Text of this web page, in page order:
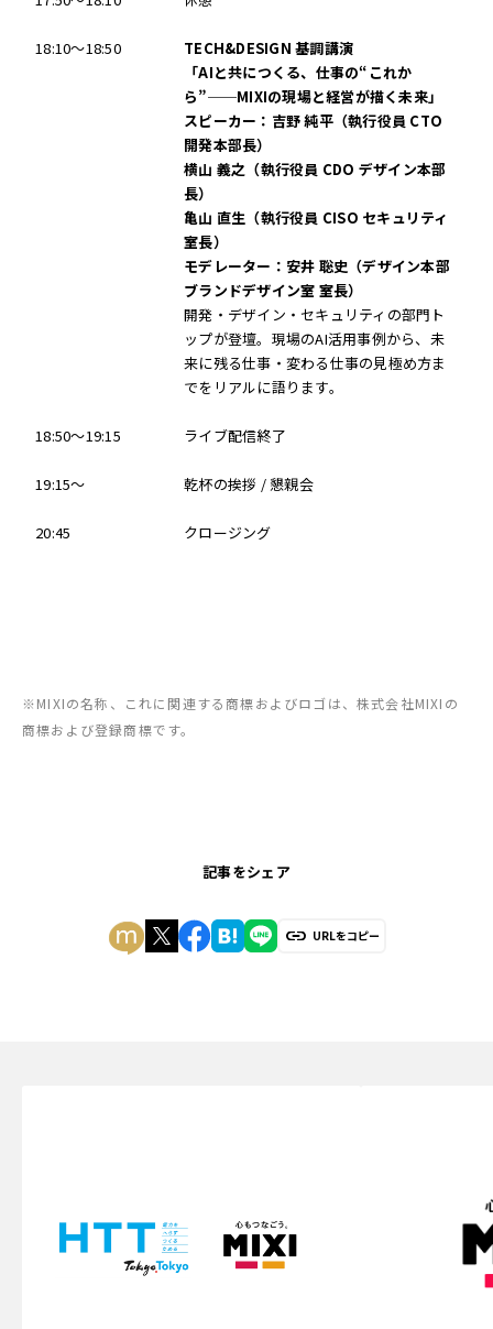
18:10～18:50
TECH&DESIGN 基調講演
「AIと共につくる、仕事の“これか
ら”──MIXIの現場と経営が描く未来」
スピーカー：吉野 純平（執行役員 CTO
開発本部長）
横山 義之（執行役員 CDO デザイン本部
長）
亀山 直生（執行役員 CISO セキュリティ
室長）
モデレーター：安井 聡史（デザイン本部
ブランドデザイン室 室長）
開発・デザイン・セキュリティの部門ト
ップが登壇。現場のAI活用事例から、未
来に残る仕事・変わる仕事の見極め方ま
でをリアルに語ります。
18:50～19:15 ライブ配信終了
19:15～ 乾杯の挨拶 / 懇親会
20:45 クロージング
※MIXIの名称、これに関連する商標およびロゴは、株式会社MIXIの
商標および登録商標です。
記事をシェア
URLをコピー